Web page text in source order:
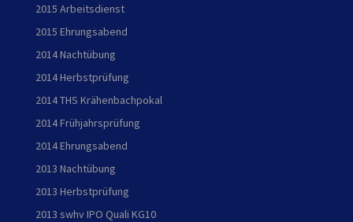
2015 Arbeitsdienst
2015 Ehrungsabend
2014 Nachtübung
2014 Herbstprüfung
2014 THS Krähenbachpokal
2014 Frühjahrsprüfung
2014 Ehrungsabend
2013 Nachtübung
2013 Herbstprüfung
2013 swhv IPO Quali KG10